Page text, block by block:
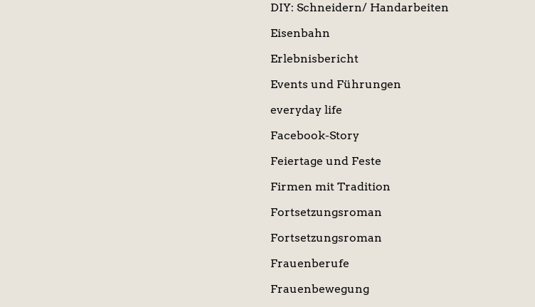
DIY: Schneidern/ Handarbeiten
Eisenbahn
Erlebnisbericht
Events und Führungen
everyday life
Facebook-Story
Feiertage und Feste
Firmen mit Tradition
Fortsetzungsroman
Fortsetzungsroman
Frauenberufe
Frauenbewegung